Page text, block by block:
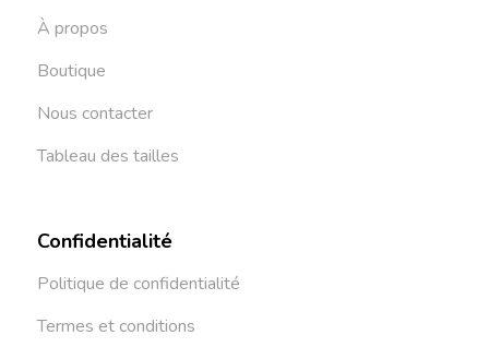
À propos
Boutique
Nous contacter
Tableau des tailles
Confidentialité
Politique de confidentialité
Termes et conditions